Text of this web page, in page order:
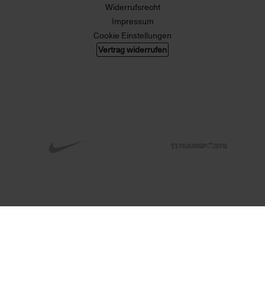
Widerrufsrecht
Impressum
Cookie Einstellungen
Vertrag widerrufen